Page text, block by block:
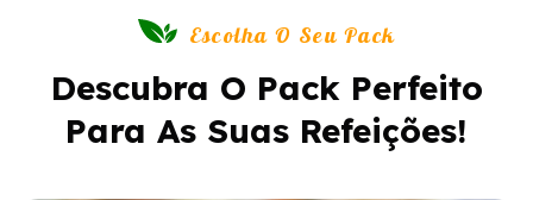
Escolha O Seu Pack
Descubra O Pack Perfeito
Para As Suas Refeições!